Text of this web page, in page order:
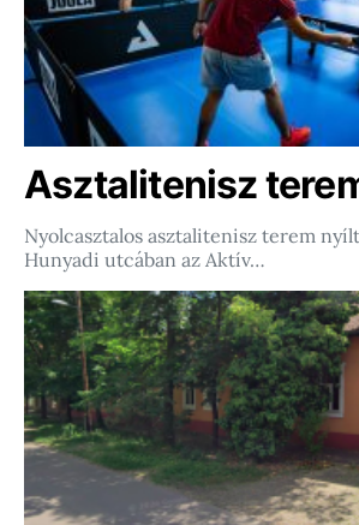
Asztalitenisz
Nyolcasztalos asztalitenisz terem
Hunyadi utcában az Aktív…